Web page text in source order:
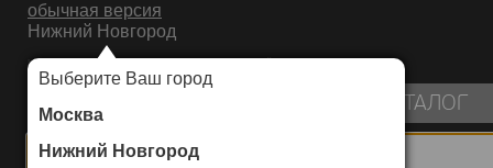
обычная версия
Нижний Новгород
Выберите Ваш город
Москва
Нижний Новгород
ИНТЕРНЕТ-МАГАЗИН НАПОЛЬНЫХ ПОКРЫТИЙ
КАТАЛОГ